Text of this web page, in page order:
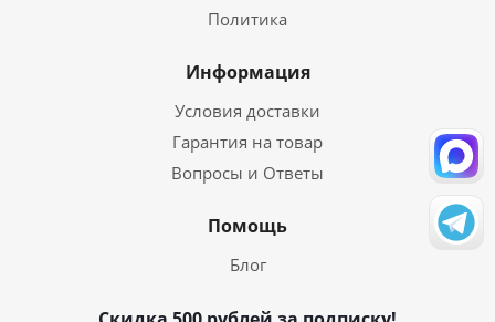
Политика
Информация
Условия доставки
Гарантия на товар
Вопросы и Ответы
Помощь
Блог